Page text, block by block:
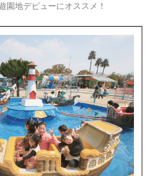
園地デビューにオススメ！